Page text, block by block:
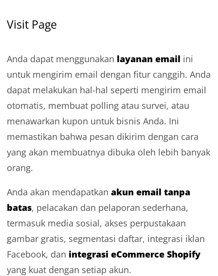
Visit Page
Anda dapat menggunakan layanan email ini
untuk mengirim email dengan fitur canggih. Anda
dapat melakukan hal-hal seperti mengirim email
otomatis, membuat polling atau survei, atau
menawarkan kupon untuk bisnis Anda. Ini
memastikan bahwa pesan dikirim dengan cara
yang akan membuatnya dibuka oleh lebih banyak
orang.
Anda akan mendapatkan akun email tanpa
batas, pelacakan dan pelaporan sederhana,
termasuk media sosial, akses perpustakaan
gambar gratis, segmentasi daftar, integrasi iklan
Facebook, dan integrasi eCommerce Shopify
yang kuat dengan setiap akun.